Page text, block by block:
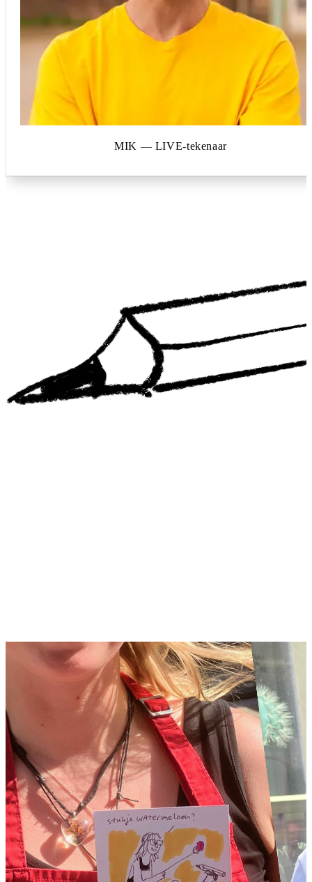
MIK — LIVE-tekenaar